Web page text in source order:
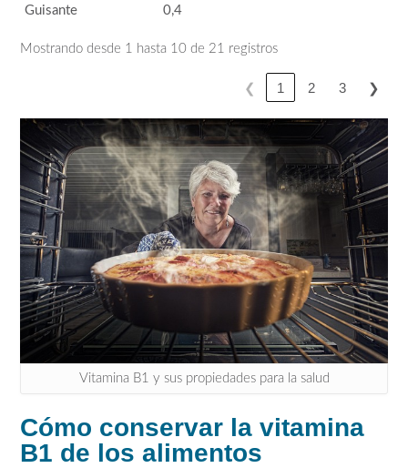
Guisante 0,4
Mostrando desde 1 hasta 10 de 21 registros
❮ 1 2 3 ❯
Vitamina B1 y sus propiedades para la salud
Cómo conservar la vitamina
B1 de los alimentos